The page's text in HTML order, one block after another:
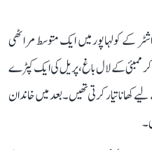
7 اگست 1955 کو مہاراشٹر کے کولہاپور میں ایک متوسط مراٹھی
ممبئی کے لال باغ، پریل کی ایک کپڑے
کھانا تیار کرتی تھیں۔ بعد میں خاندان